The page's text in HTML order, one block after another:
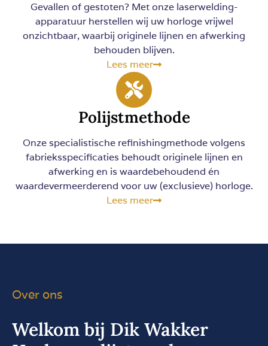
Gevallen of gestoten? Met onze laserwelding-
apparatuur herstellen wij uw horloge vrijwel
onzichtbaar, waarbij originele lijnen en afwerking
behouden blijven.
Lees meer
Polijstmethode
Onze specialistische refinishingmethode volgens
fabrieksspecificaties behoudt originele lijnen en
afwerking en is waardebehoudend én
waardevermeerderend voor uw (exclusieve) horloge.
Lees meer
Over ons
Welkom bij Dik Wakker